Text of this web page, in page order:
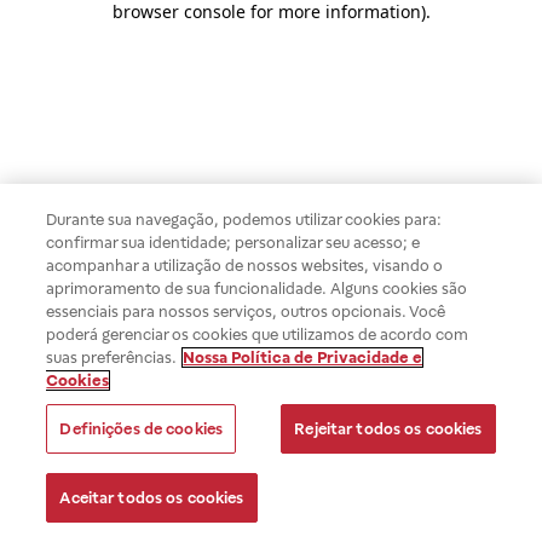
browser console for more information).
Durante sua navegação, podemos utilizar cookies para:
confirmar sua identidade; personalizar seu acesso; e
acompanhar a utilização de nossos websites, visando o
aprimoramento de sua funcionalidade. Alguns cookies são
essenciais para nossos serviços, outros opcionais. Você
poderá gerenciar os cookies que utilizamos de acordo com
suas preferências. Nossa Política de Privacidade e
Cookies
Definições de cookies Rejeitar todos os cookies
Aceitar todos os cookies